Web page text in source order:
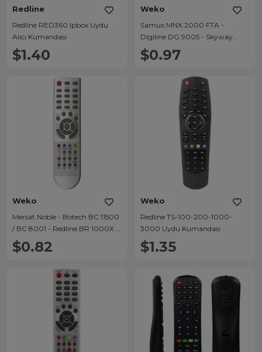
Redline
Redline RED360 Ipbox Uydu
Alıcı Kumandası
$1.40
Weko
Samux MNX 2000 FTA -
Digiline DG 9005 - Skyway
SKW 5500 Plus - Wiztech 3001
Mini - Redline MR-200 Fta Uydu
$0.97
Weko
Mersat Noble - Botech BC 11500
/ BC 8001 - Redline BR 1000X -
Techstar 7000 Uydu Alıcısı
Kumandası
$0.82
Weko
Redline TS-100-200-1000-
3000 Uydu Kumandası
$1.35